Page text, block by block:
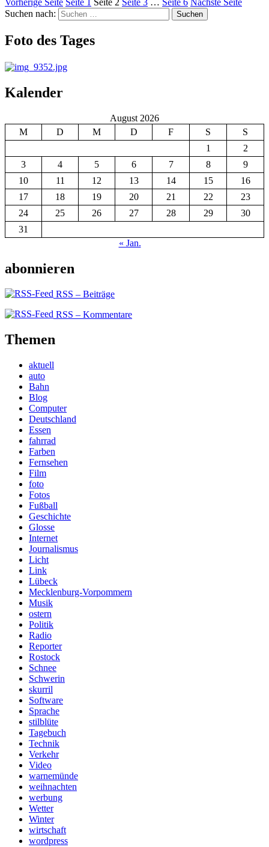
Vorherige Seite Seite Seite 2 Seite 3 … Seite 6 Nächste Seite
Suchen nach:
Suchen
Foto des Tages
Kalender
August 2026
M
D M D F S
S
1
2
3
4 5 6 7 8
9
10
11 12 13 14 15
16
17
18 19 20 21 22
23
24
25 26 27 28 29
30
31
« Jan.
abonnieren
RSS – Beiträge
RSS – Kommentare
Themen
aktuell
auto
Bahn
Blog
Computer
Deutschland
Essen
fahrrad
Farben
Fernsehen
Film
foto
Fotos
Fußball
Geschichte
Glosse
Internet
Journalismus
Licht
Link
Lübeck
Mecklenburg-Vorpommern
Musik
ostern
Politik
Radio
Reporter
Rostock
Schnee
Schwerin
skurril
Software
Sprache
stilblüte
Tagebuch
Technik
Verkehr
Video
warnemünde
weihnachten
werbung
Wetter
Winter
wirtschaft
wordpress